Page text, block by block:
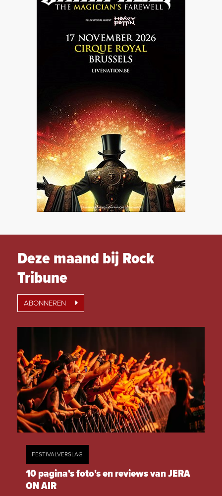
Deze maand bij Rock
Tribune
ABONNEREN
FESTIVALVERSLAG
10 pagina's foto's en reviews van JERA
ON AIR